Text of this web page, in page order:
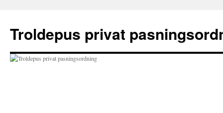
indhold
Troldepus privat